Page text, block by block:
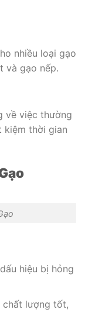
nhiều loại gạo
và gạo nếp.
về việc thường
kiệm thời gian
hiệu bị hỏng
chất lượng tốt,